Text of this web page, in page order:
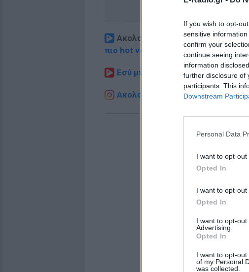
If you wish to opt-
sensitive
confirm your
continue seeing
information
further disclosure of
participants. This
Downstream
Personal Data
I want to opt-out
Opted In
I want to opt-out
Opted In
I want to opt-
Advertising.
Opted In
I want to opt-
of my Personal
was collected.
Ακολουθήστε το E-Radio.gr στο
πιο hot νέα
Εσύ μπήκες στο E-Daily.gr; Τα
Ακολουθήστε το E-Radio.gr και